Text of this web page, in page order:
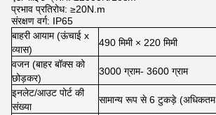
प्रभाव प्रतिरोध: ≥20N.m
संरक्षण वर्ग: IP65
बाहरी आयाम (ऊंचाई x
व्यास)
490 मिमी × 220 मिमी
वजन (बाहर बॉक्स को
छोड़कर)
3000 ग्राम- 3600 ग्राम
इनलेट/आउट पोर्ट की
संख्या
सामान्य रूप से 6 टुकड़े